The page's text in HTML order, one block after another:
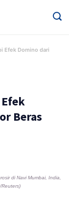
Efek Domino dari
Beras
di Navi Mumbai, India,